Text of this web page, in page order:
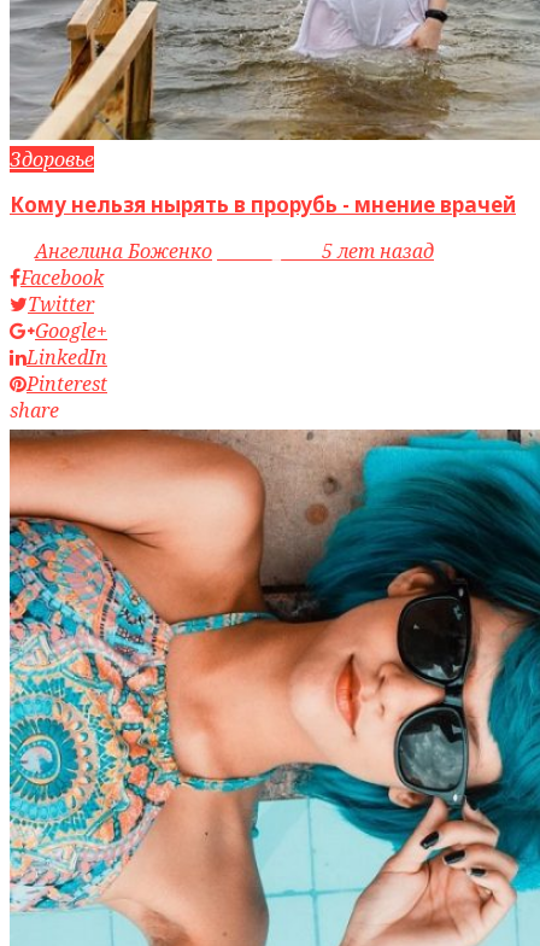
Здоровье
Кому нельзя нырять в прорубь - мнение врачей
byАнгелина Боженко
5 лет назад
Facebook
Twitter
Google+
LinkedIn
Pinterest
share